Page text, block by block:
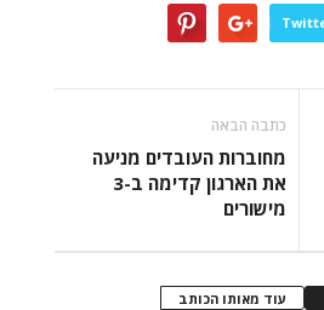
כתבה הבאה
מחוברות העובדים מניעה
את הארגון קדימה ב-3
מישורים
עוד מאותו הכותב